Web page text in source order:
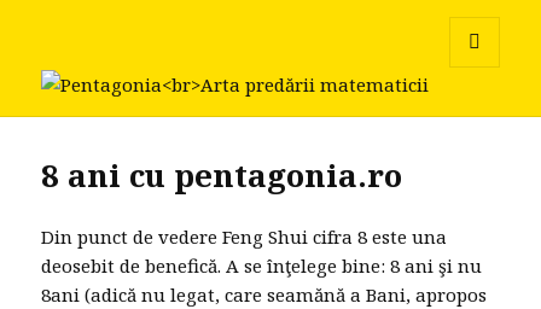
WIDGETS
8 ani cu pentagonia.ro
Din punct de vedere Feng Shui cifra 8 este una
deosebit de benefică. A se înţelege bine: 8 ani şi nu
8ani (adică nu legat, care seamănă a Bani, apropos